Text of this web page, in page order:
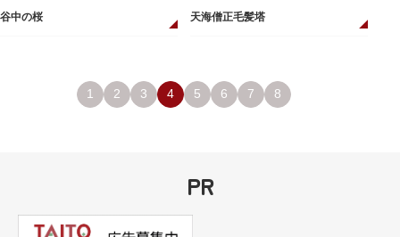
谷中の桜 天海僧正毛髪塔
1 2 3 4 5 6 7 8
PR